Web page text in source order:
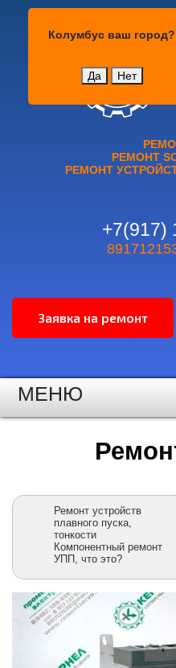
Колумбус ваш город?
Да Нет
РЕМОНТ
РЕМОНТ
+7(917)
МЕНЮ
Ремонт устройств
плавного пуска,
тонкости
Компонентный ремонт
УПП, что это?